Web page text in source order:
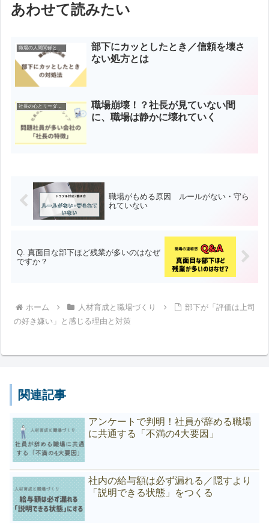
あわせて読みたい
部下にカッとしたとき／信頼を壊さ
ない処方とは
職場崩壊！？社長が見ていない間
に、職場は静かに壊れていく
職場がもめる原因 ルールがない・守ら
れていない
Q. 真面目な部下ほど残業が多いのはなぜ
ですか？
ホーム 人材育成と職場づくり
部下が「評価は上司
の好き嫌い」と感じる理由と対策
関連記事
アンケートで判明！社員が辞める職場
に共通する「不満の4大要因」
社内の給与額は必ず漏れる／隠すより
「説明できる状態」をつくる